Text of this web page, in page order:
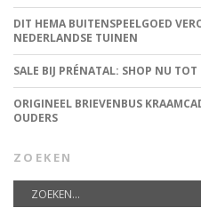
DIT HEMA BUITENSPEELGOED
NEDERLANDSE TUINEN
SALE BIJ PRÉNATAL: SHOP NU
ORIGINEEL BRIEVENBUS
OUDERS
ZOEKEN